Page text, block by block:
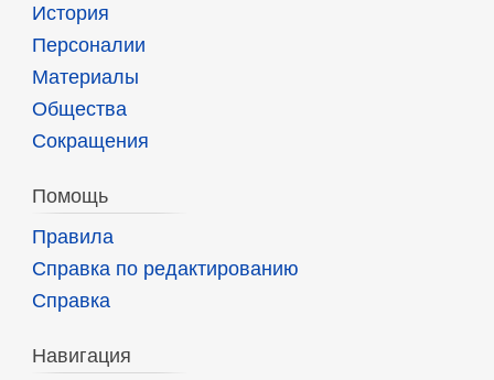
История
Персоналии
Материалы
Общества
Сокращения
Помощь
Правила
Справка по редактированию
Справка
Навигация